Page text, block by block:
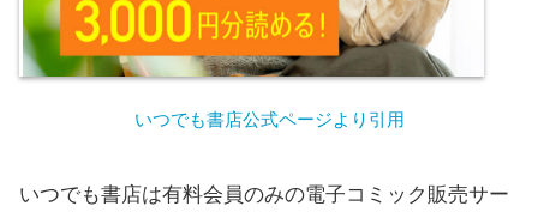
いつでも書店公式ページより引用
いつでも書店は有料会員のみの電子コミック販売サー